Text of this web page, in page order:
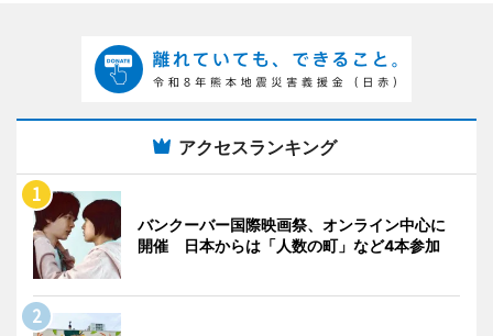
アクセスランキング
バンクーバー国際映画祭、オンライン中心に
開催 日本からは「人数の町」など4本参加